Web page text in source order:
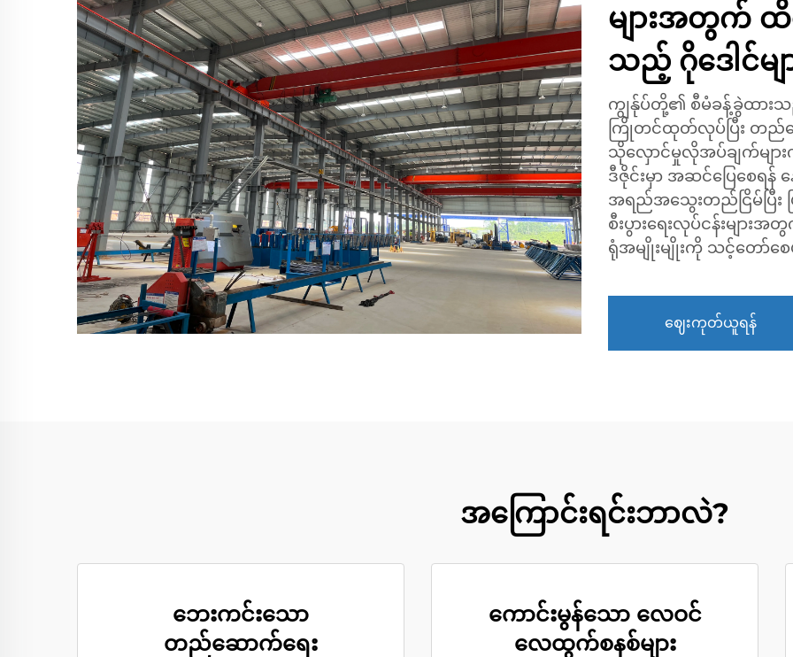
များအတွက် ထိ
သည့် ဂိုဒေါင်မျ
ကျွန်ုပ်တို့၏ စီမံခန့်ခွဲထားသည့်
ကြိုတင်ထုတ်လုပ်ပြီး တည်
သိုလှောင်မှုလိုအပ်ချက်မျာ
ဒီဇိုင်းမှာ အဆင်ပြေစေရ
အရည်အသွေးတည်ငြိမ်ပြီး ပ
စီးပွားရေးလုပ်ငန်းများ
ရုံအမျိုးမျိုးကို သင့်တော်စ
ဈေးကုတ်ယူရန်
အကြောင်းရင်းဘာလဲ?
ဘေးကင်းသော
တည်ဆောက်ရေး
ကောင်းမွန်သော လေဝင်
လေထွက်စနစ်များ